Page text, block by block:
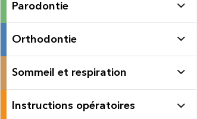
Parodontie
Orthodontie
Sommeil et respiration
Instructions opératoires